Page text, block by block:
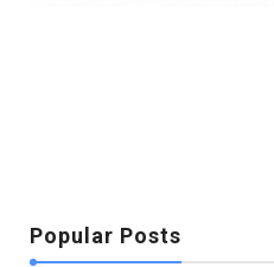
Popular Posts